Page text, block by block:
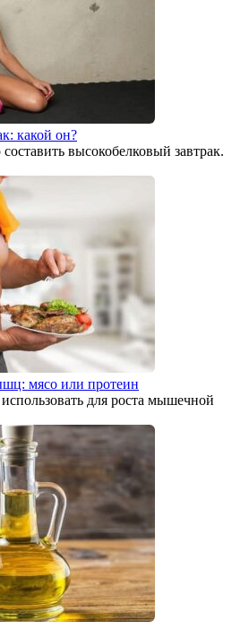
какой он?
высокобелковый завтрак.
мясо или протеин
для роста мышечной